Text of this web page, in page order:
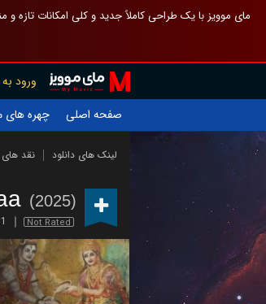
مای موویز با یک طراحی کاملاً جدید و کلی امکانات
ورود
صفحه اصلی
چهره های
لینک های دانلود نقد های
(2025)
Not Rated